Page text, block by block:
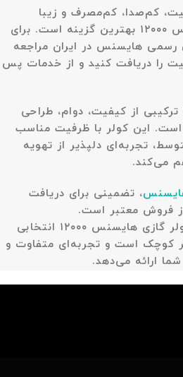
کم‌صدا، کم‌مصرف و زیبا
هستید، کولر گازی هایسنس ۱۲۰۰۰ بهترین گزینه است. برای
رسمی هایسنس در ایران مراجعه
را دریافت کنید و از خدمات پس
کولر گازی هایسنس ۱۲۰۰۰ ترکیبی از کیفیت، دوام، طراحی
است. این کولر با ظرفیت مناسب
تجربه‌ای دلپذیر از تهویه
می‌کند.
، تضمینی برای دریافت
فروش معتبر است.
با توجه به تمامی مزایا، کولر گازی هایسنس ۱۲۰۰۰ انتخابی
کوچک است و تجربه‌ای متفاوت و
ارائه می‌دهد.